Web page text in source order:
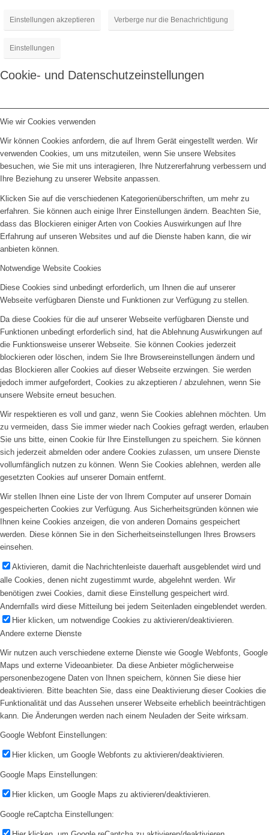
Einstellungen akzeptieren Verberge nur die Benachrichtigung
Einstellungen
Cookie- und Datenschutzeinstellungen
Wie wir Cookies verwenden
Wir können Cookies anfordern, die auf Ihrem Gerät eingestellt werden. Wir
verwenden Cookies, um uns mitzuteilen, wenn Sie unsere Websites
besuchen, wie Sie mit uns interagieren, Ihre Nutzererfahrung verbessern und
Ihre Beziehung zu unserer Website anpassen.
Klicken Sie auf die verschiedenen Kategorienüberschriften, um mehr zu
erfahren. Sie können auch einige Ihrer Einstellungen ändern. Beachten Sie,
dass das Blockieren einiger Arten von Cookies Auswirkungen auf Ihre
Erfahrung auf unseren Websites und auf die Dienste haben kann, die wir
anbieten können.
Notwendige Website Cookies
Diese Cookies sind unbedingt erforderlich, um Ihnen die auf unserer
Webseite verfügbaren Dienste und Funktionen zur Verfügung zu stellen.
Da diese Cookies für die auf unserer Webseite verfügbaren Dienste und
Funktionen unbedingt erforderlich sind, hat die Ablehnung Auswirkungen auf
die Funktionsweise unserer Webseite. Sie können Cookies jederzeit
blockieren oder löschen, indem Sie Ihre Browsereinstellungen ändern und
das Blockieren aller Cookies auf dieser Webseite erzwingen. Sie werden
jedoch immer aufgefordert, Cookies zu akzeptieren / abzulehnen, wenn Sie
unsere Website erneut besuchen.
Wir respektieren es voll und ganz, wenn Sie Cookies ablehnen möchten. Um
zu vermeiden, dass Sie immer wieder nach Cookies gefragt werden, erlauben
Sie uns bitte, einen Cookie für Ihre Einstellungen zu speichern. Sie können
sich jederzeit abmelden oder andere Cookies zulassen, um unsere Dienste
vollumfänglich nutzen zu können. Wenn Sie Cookies ablehnen, werden alle
gesetzten Cookies auf unserer Domain entfernt.
Wir stellen Ihnen eine Liste der von Ihrem Computer auf unserer Domain
gespeicherten Cookies zur Verfügung. Aus Sicherheitsgründen können wie
Ihnen keine Cookies anzeigen, die von anderen Domains gespeichert
werden. Diese können Sie in den Sicherheitseinstellungen Ihres Browsers
einsehen.
Aktivieren, damit die Nachrichtenleiste dauerhaft ausgeblendet wird und
alle Cookies, denen nicht zugestimmt wurde, abgelehnt werden. Wir
benötigen zwei Cookies, damit diese Einstellung gespeichert wird.
Andernfalls wird diese Mitteilung bei jedem Seitenladen eingeblendet werden.
Hier klicken, um notwendige Cookies zu aktivieren/deaktivieren.
Andere externe Dienste
Wir nutzen auch verschiedene externe Dienste wie Google Webfonts, Google
Maps und externe Videoanbieter. Da diese Anbieter möglicherweise
personenbezogene Daten von Ihnen speichern, können Sie diese hier
deaktivieren. Bitte beachten Sie, dass eine Deaktivierung dieser Cookies die
Funktionalität und das Aussehen unserer Webseite erheblich beeinträchtigen
kann. Die Änderungen werden nach einem Neuladen der Seite wirksam.
Google Webfont Einstellungen:
Hier klicken, um Google Webfonts zu aktivieren/deaktivieren.
Google Maps Einstellungen:
Hier klicken, um Google Maps zu aktivieren/deaktivieren.
Google reCaptcha Einstellungen: